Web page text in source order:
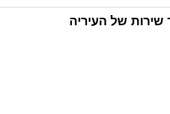
שירות של העיריה